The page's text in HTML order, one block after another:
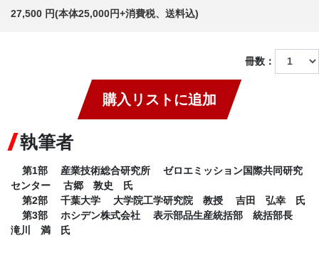
27,500 円(本体25,000円+消費税、送料込)
冊数：
購入リストに追加
執筆者
第1部 産業技術総合研究所 ゼロエミッション国際共同研究
センター 古郷 敦史 氏
第2部 千葉大学 大学院工学研究院 教授 吉田 弘幸 氏
第3部 ホシデン株式会社 表示部品生産統括部 統括部長
滝川 満 氏